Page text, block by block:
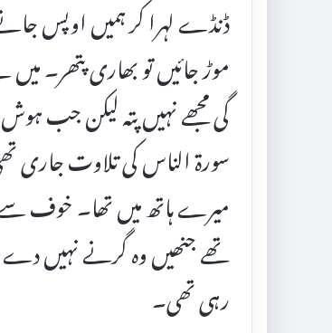
ڈنڈے لہرا کر ہمیں اوپس
موڑ جائیں تو بھاری پتھر۔
گی مجھے نہیں پتہ لیکن جب ہوش
سورۃ الناس کی تلاوت جاری
میرے ہاتھ میں تھا۔ خوف
تھے جنھیں وہ گرنے نہیں دے
رہی تھی۔